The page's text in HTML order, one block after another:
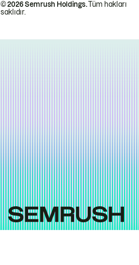
© 2026 Semrush Holdings.Tüm hakları
saklıdır.